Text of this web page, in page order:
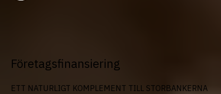
Företagsfinansiering
ETT NATURLIGT KOMPLEMENT TILL STORBANKERNA